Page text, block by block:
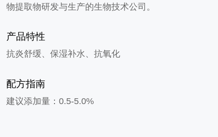
物提取物研发与生产的生物技术公司。
产品特性
抗炎舒缓、保湿补水、抗氧化
配方指南
建议添加量：0.5-5.0%